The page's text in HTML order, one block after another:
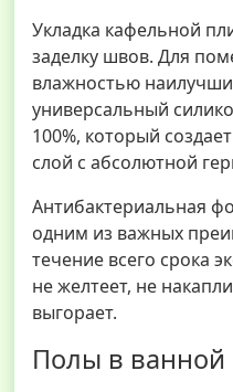
Укладка кафельной
заделку швов. Для
влажностью
универсальный
100%, который
слой с абсолютной
Антибактериальная
одним из важных
течение всего срока
не желтеет, не
выгорает.
Полы в ванной